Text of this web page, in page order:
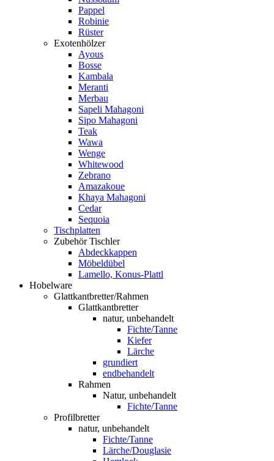
Pappel
Robinie
Rüster
Exotenhölzer
Ayous
Bosse
Kambala
Meranti
Merbau
Sapeli Mahagoni
Sipo Mahagoni
Teak
Wawa
Wenge
Whitewood
Zebrano
Amazakoue
Khaya Mahagoni
Cedar
Sequoia
Tischplatten
Zubehör Tischler
Abdeckkappen
Möbeldübel
Lamello, Konus-Plattl
Hobelware
Glattkantbretter/Rahmen
Glattkantbretter
natur, unbehandelt
Fichte/Tanne
Kiefer
Lärche
grundiert
endbehandelt
Rahmen
Natur, unbehandelt
Fichte/Tanne
Profilbretter
natur, unbehandelt
Fichte/Tanne
Lärche/Douglasie